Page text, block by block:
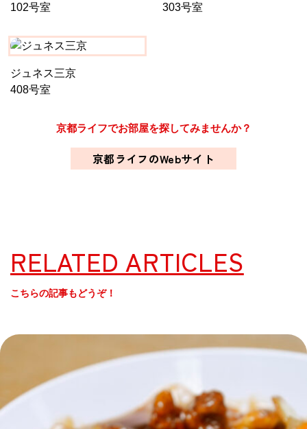
102号室
303号室
ジュネス三京
408号室
京都ライフでお部屋を探してみませんか？
京都ライフのWebサイト
RELATED ARTICLES
こちらの記事もどうぞ！